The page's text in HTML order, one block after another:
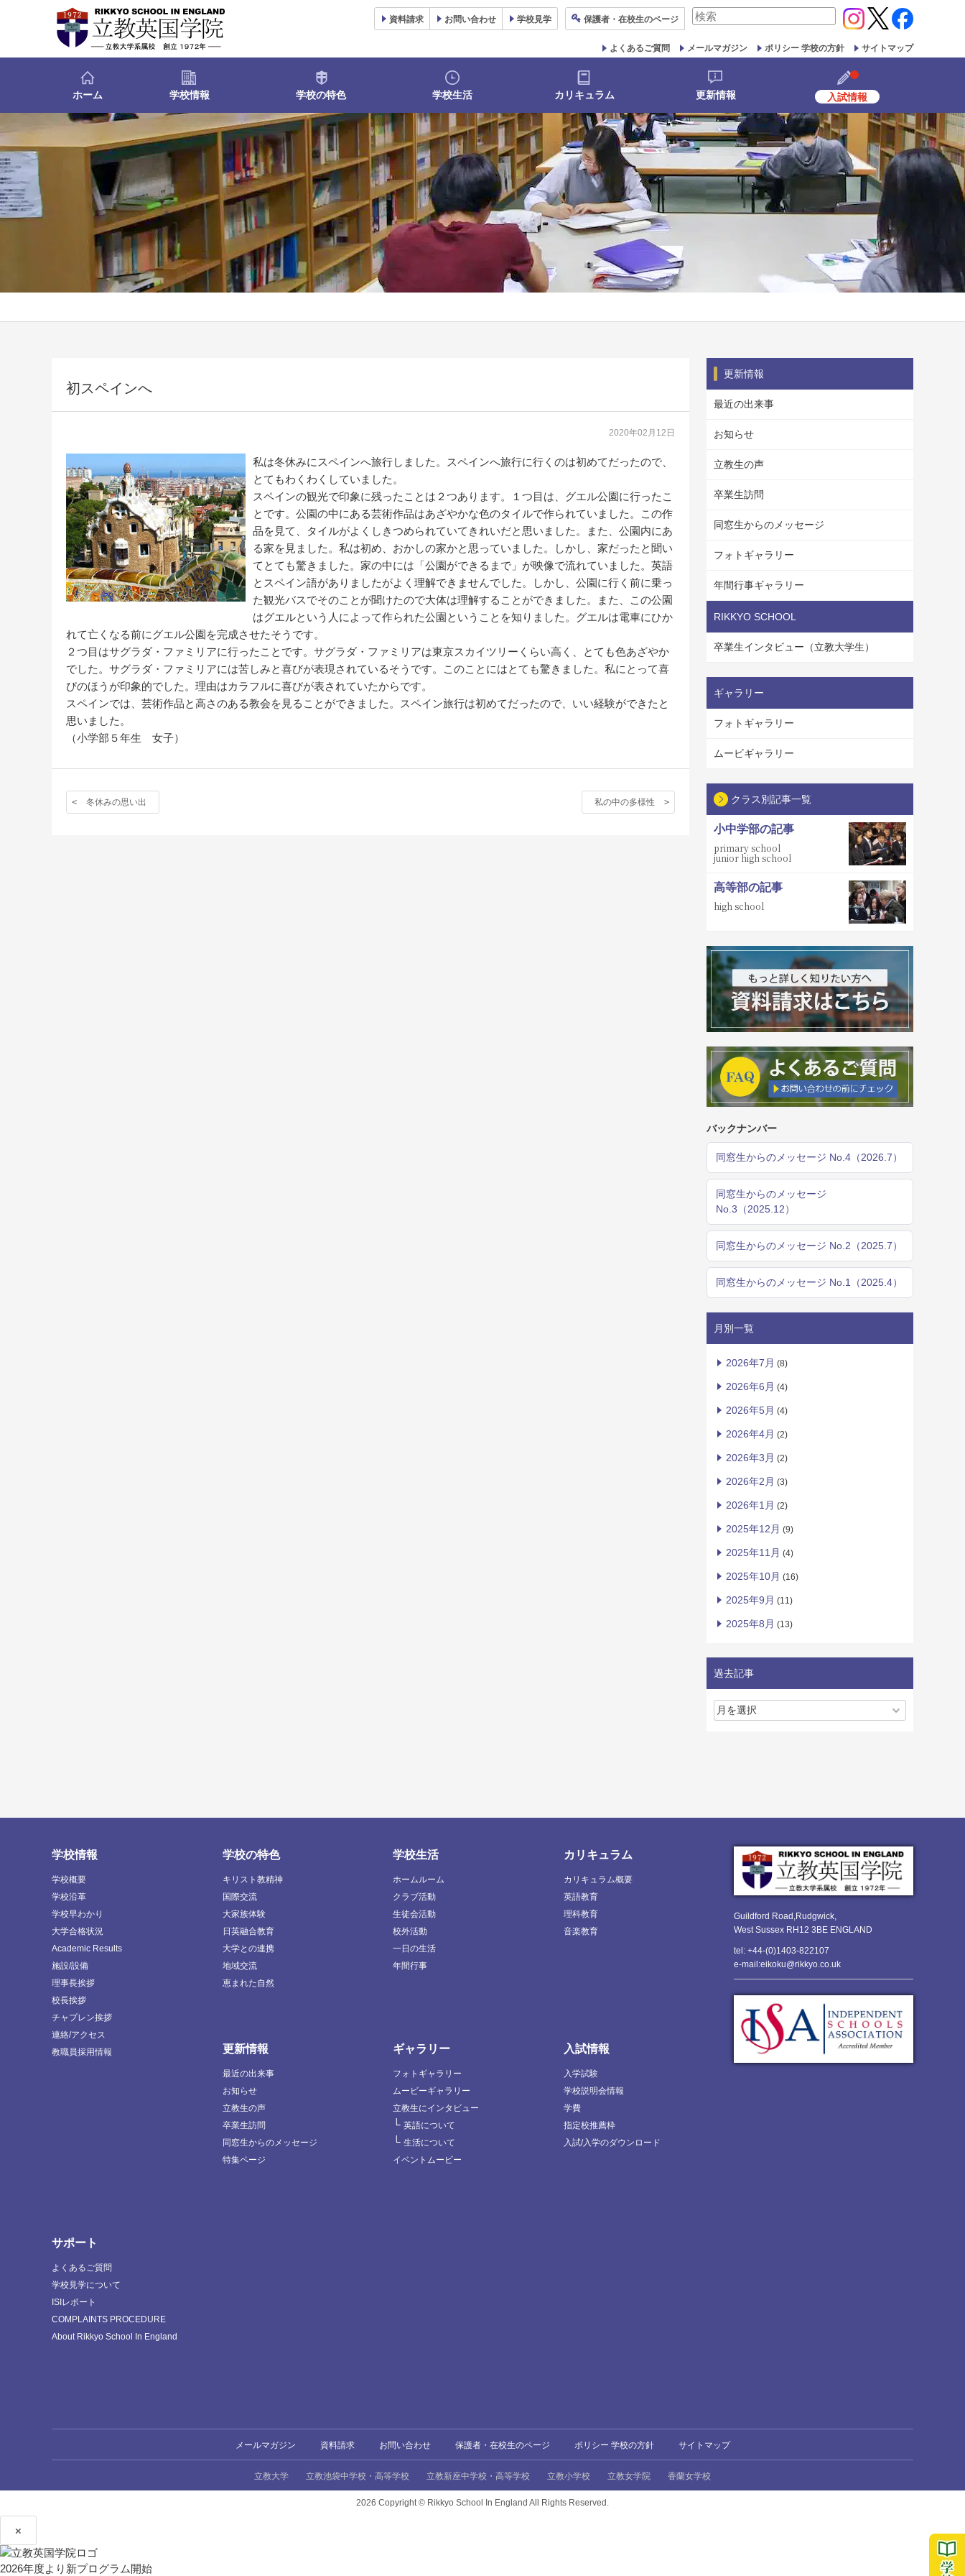
資料請求 お問い合わせ 学校見学 保護者 ・在校生のページ
検
対
象:
よくあるご質問 メールマガジン ポリシー 学校の方針 サイトマップ
ホーム 学校情報 学校の特色 学校生活 カリキュラム 更新情報 入試情報
初スペインへ
2020年02月12日
私は冬休みにスペインへ旅行しました。スペインへ旅行に行くのは初めてだったので、
とてもわくわくしていました。
スペインの観光で印象に残ったことは２つあります。１つ目は、グエル公園に行ったこ
とです。公園の中にある芸術作品はあざやかな色のタイルで作られていました。この作
品を見て、タイルがよくしきつめられていてきれいだと思いました。また、公園内にあ
る家を見ました。私は初め、おかしの家かと思っていました。しかし、家だったと聞い
てとても驚きました。家の中には「公園ができるまで」が映像で流れていました。英語
とスペイン語がありましたがよく理解できませんでした。しかし、公園に行く前に乗っ
た観光バスでそのことが聞けたので大体は理解することができました。また、この公園
はグエルという人によって作られた公園ということを知りました。グエルは電車にひか
れて亡くなる前にグエル公園を完成させたそうです。
２つ目はサグラダ・ファミリアに行ったことです。サグラダ・ファミリアは東京スカイツリーくらい高く、とても色あざやか
でした。サグラダ・ファミリアには苦しみと喜びが表現されているそうです。このことにはとても驚きました。私にとって喜
びのほうが印象的でした。理由はカラフルに喜びが表されていたからです。
スペインでは、芸術作品と高さのある教会を見ることができました。スペイン旅行は初めてだったので、いい経験ができたと
思いました。
（小学部５年生 女子）
冬休みの思い出 私の中の多様性
更新情報
最近の出来事
お知らせ
立教生の声
卒業生訪問
同窓生からのメッセージ
フォトギャラリー
年間行事ギャラリー
RIKKYO SCHOOL
卒業生インタビュー（立教大学生）
ギャラリー
フォトギャラリー
ムービギャラリー
クラス別記事一覧
小中学部の記事
primary school
junior high school
高等部の記事
high school
バックナンバー
同窓生からのメッセージ No.4（2026.7）
同窓生からのメッセージ
No.3（2025.12）
同窓生からのメッセージ No.2（2025.7）
同窓生からのメッセージ No.1（2025.4）
月別一覧
2026年7月 (8)
2026年6月 (4)
2026年5月 (4)
2026年4月 (2)
2026年3月 (2)
2026年2月 (3)
2026年1月 (2)
2025年12月 (9)
2025年11月 (4)
2025年10月 (16)
2025年9月 (11)
2025年8月 (13)
過去記事
Guildford Road,Rudgwick,
West Sussex RH12 3BE ENGLAND
tel: +44-(0)1403-822107
e-mail:eikoku@rikkyo.co.uk
学校情報
学校概要
学校沿革
学校早わかり
大学合格状況
Academic Results
施設/設備
理事長挨拶
校長挨拶
チャプレン挨拶
連絡/アクセス
教職員採用情報
学校の特色
キリスト教精神
国際交流
大家族体験
日英融合教育
大学との連携
地域交流
恵まれた自然
学校生活
ホームルーム
クラブ活動
生徒会活動
校外活動
一日の生活
年間行事
カリキュラム
カリキュラム概要
英語教育
理科教育
音楽教育
更新情報
最近の出来事
お知らせ
立教生の声
卒業生訪問
同窓生からのメッセージ
特集ページ
ギャラリー
フォトギャラリー
ムービーギャラリー
立教生にインタビュー
└ 英語について
└ 生活について
イベントムービー
入試情報
入学試験
学校説明会情報
学費
指定校推薦枠
入試/入学のダウンロード
サポート
よくあるご質問
学校見学について
ISIレポート
COMPLAINTS PROCEDURE
About Rikkyo School In England
メールマガジン 資料請求 お問い合わせ 保護者・在校生のページ ポリシー 学校の方針 サイトマップ
立教大学 立教池袋中学校・高等学校 立教新座中学校・高等学校 立教小学校 立教女学院 香蘭女学校
2026 Copyright © Rikkyo School In England All Rights Reserved.
×
2026年度より新プログラム開始